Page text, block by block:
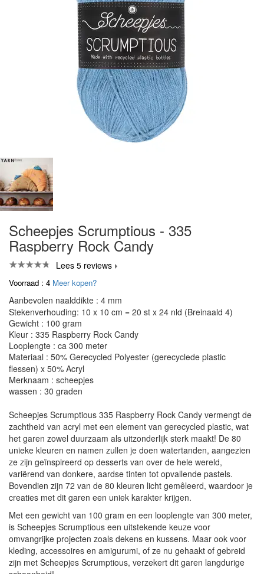
Scheepjes Scrumptious - 335
Raspberry Rock Candy
Lees 5 reviews
Voorraad : 4 Meer kopen?
Aanbevolen naalddikte : 4 mm
Stekenverhouding: 10 x 10 cm = 20 st x 24 nld (Breinaald 4)
Gewicht : 100 gram
Kleur : 335 Raspberry Rock Candy
Looplengte : ca 300 meter
Materiaal : 50% Gerecycled Polyester (gerecyclede plastic
flessen) x 50% Acryl
Merknaam : scheepjes
wassen : 30 graden
Scheepjes Scrumptious 335 Raspberry Rock Candy vermengt de
zachtheid van acryl met een element van gerecycled plastic, wat
het garen zowel duurzaam als uitzonderlijk sterk maakt! De 80
unieke kleuren en namen zullen je doen watertanden, aangezien
ze zijn geïnspireerd op desserts van over de hele wereld,
variërend van donkere, aardse tinten tot opvallende pastels.
Bovendien zijn 72 van de 80 kleuren licht gemêleerd, waardoor je
creaties met dit garen een uniek karakter krijgen.
Met een gewicht van 100 gram en een looplengte van 300 meter,
is Scheepjes Scrumptious een uitstekende keuze voor
omvangrijke projecten zoals dekens en kussens. Maar ook voor
kleding, accessoires en amigurumi, of ze nu gehaakt of gebreid
zijn met Scheepjes Scrumptious, verzekert dit garen langdurige